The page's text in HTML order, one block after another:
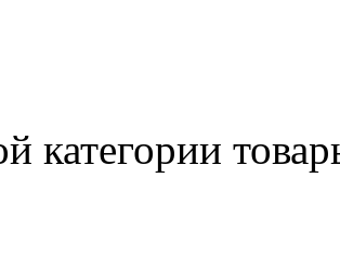
категории